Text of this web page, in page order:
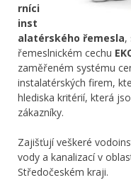
rníci
inst
alatérského řemesla,
řemeslnickém cechu
zaměřeném systému
instalatérských firem,
hlediska kritérií, která
zákazníky.
Zajišťují veškeré
vody a kanalizací v
Středočeském kraji.